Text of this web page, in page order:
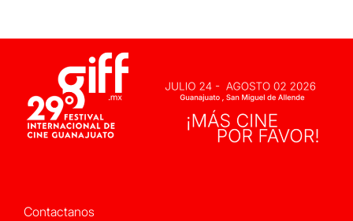
Contactanos